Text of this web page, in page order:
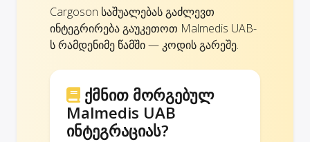
Cargoson საშუალებას გაძლევთ
ინტეგრირება გაუკეთოთ Malmedis UAB-
ს რამდენიმე წამში — კოდის გარეშე.
ქმნით მორგებულ
Malmedis UAB
ინტეგრაციას?